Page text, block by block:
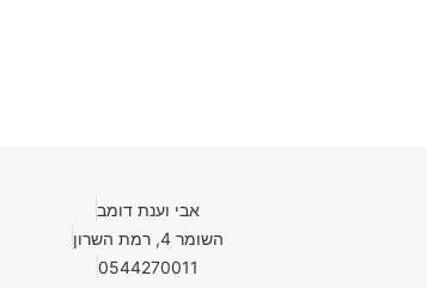
אבי וענת דומב
השומר 4, רמת השרון
0544270011